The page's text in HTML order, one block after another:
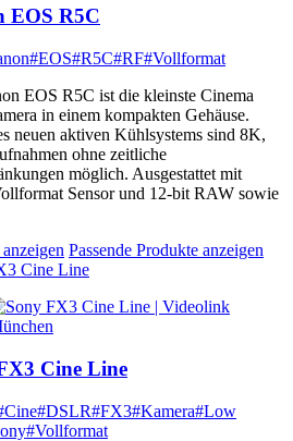
EOS R5C
#EOS#R5C#RF#Vollformat
EOS R5C ist die kleinste Cinema
in einem kompakten Gehäuse.
neuen aktiven Kühlsystems sind 8K,
ohne zeitliche
möglich. Ausgestattet mit
Sensor und 12-bit RAW sowie
Passende Produkte anzeigen
Cine Line
Cine Line
#DSLR#FX3#Kamera#Low
#Vollformat